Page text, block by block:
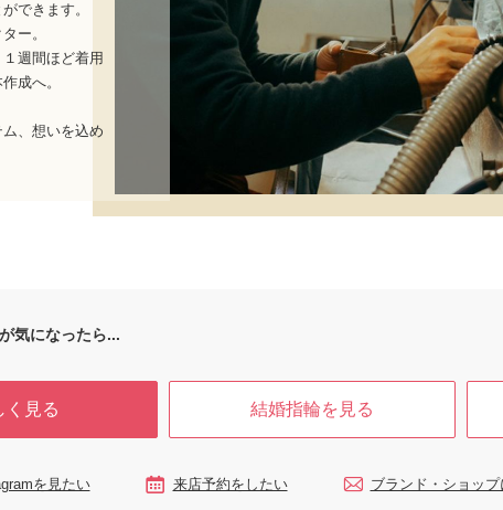
できます。
ー。
週間ほど着用
成へ。
、想いを込め
気になったら...
く見る 結婚指輪を見る
を見たい 来店予約をしたい ブランド・ショッ